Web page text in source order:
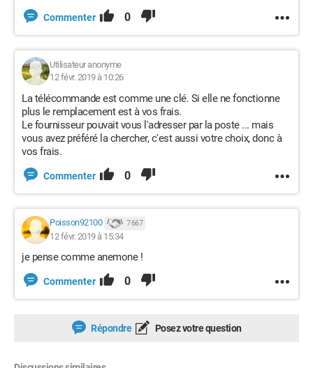
Commenter 0
Utilisateur anonyme
12 févr. 2019 à 10:26
La télécommande est comme une clé. Si elle ne fonctionne
plus le remplacement est à vos frais.
Le fournisseur pouvait vous l'adresser par la poste ... mais
vous avez préféré la chercher, c'est aussi votre choix, donc à
vos frais.
Commenter 0
Poisson92100 7 667
12 févr. 2019 à 15:34
je pense comme anemone !
Commenter 0
Répondre Posez votre question